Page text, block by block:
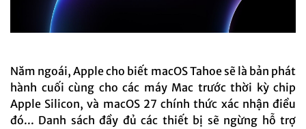
Năm ngoái, Apple cho biết macOS Tahoe sẽ là bản phát
hành cuối cùng cho các máy Mac trước thời kỳ chip
Apple Silicon, và macOS 27 chính thức xác nhận điều
đó... Danh sách đầy đủ các thiết bị sẽ ngừng hỗ trợ